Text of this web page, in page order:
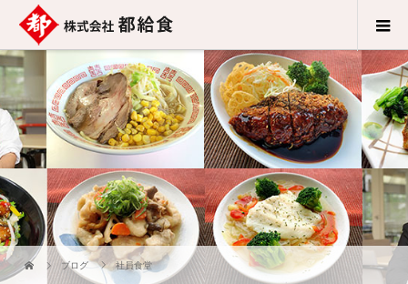
ブログ 社員食堂